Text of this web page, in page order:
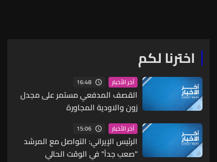
اخترنا لكم
آخر الأخبار 16:48
القصف المدفعي مستمر على مجدل
زون والاودية المجاورة
آخر الأخبار 15:06
الرئيس الإيراني: التواصل مع المرشد
"صعب جداً" في الوقت الحالي